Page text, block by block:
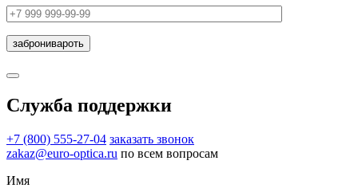
Служба поддержки
+7 (800) 555-27-04 заказать звонок
zakaz@euro-optica.ru по всем вопросам
Имя